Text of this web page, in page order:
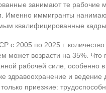
занимают те рабочие
Именно иммигранты
квалифицированные кадры
с 2005 по 2025 г.
может возрасти на 35%. Что
рабочей силе, особенно в
здравоохранение и
приезжие: